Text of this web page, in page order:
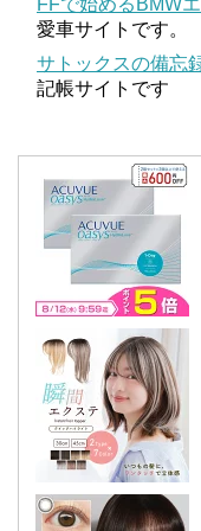
愛車サイトです。
サトックスの備忘
記帳サイトです